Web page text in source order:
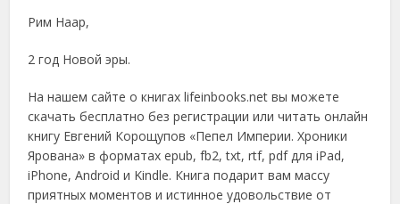
Рим Наар,
2 год Новой эры.
На нашем сайте о книгах lifeinbooks.net вы можете
скачать бесплатно без регистрации или читать онлайн
книгу Евгений Корощупов «Пепел Империи. Хроники
Ярована» в форматах epub, fb2, txt, rtf, pdf для iPad,
iPhone, Android и Kindle. Книга подарит вам массу
приятных моментов и истинное удовольствие от